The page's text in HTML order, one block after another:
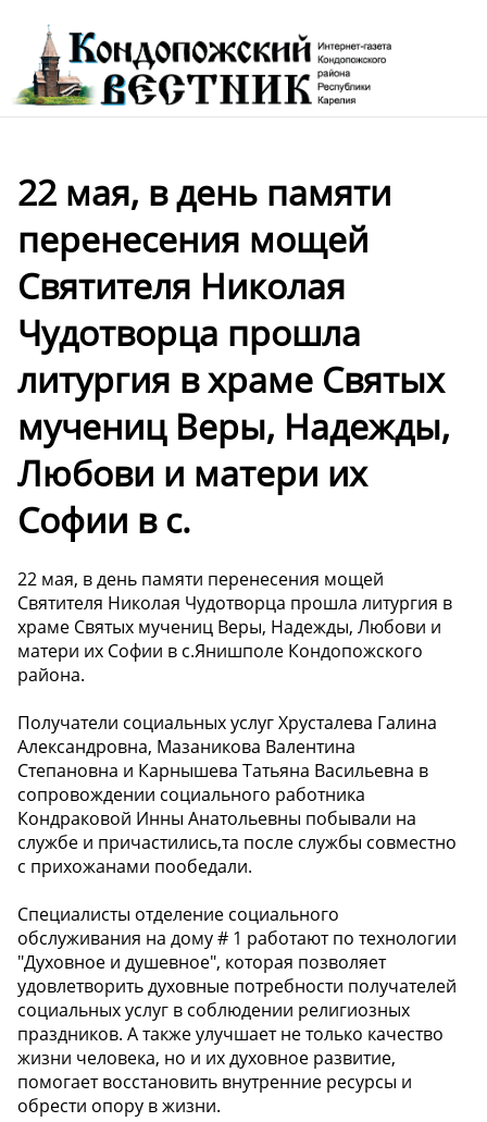
22 мая, в день памяти
перенесения мощей
Святителя Николая
Чудотворца прошла
литургия в храме Святых
мучениц Веры, Надежды,
Любови и матери их
Софии в с.
22 мая, в день памяти перенесения мощей
Святителя Николая Чудотворца прошла литургия в
храме Святых мучениц Веры, Надежды, Любови и
матери их Софии в с.Янишполе Кондопожского
района.
Получатели социальных услуг Хрусталева Галина
Александровна, Мазаникова Валентина
Степановна и Карнышева Татьяна Васильевна в
сопровождении социального работника
Кондраковой Инны Анатольевны побывали на
службе и причастились,та после службы совместно
с прихожанами пообедали.
Специалисты отделение социального
обслуживания на дому # 1 работают по технологии
"Духовное и душевное", которая позволяет
удовлетворить духовные потребности получателей
социальных услуг в соблюдении религиозных
праздников. А также улучшает не только качество
жизни человека, но и их духовное развитие,
помогает восстановить внутренние ресурсы и
обрести опору в жизни.